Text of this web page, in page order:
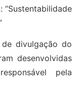
“Sustentabilidade
divulgação do
desenvolvidas
pela